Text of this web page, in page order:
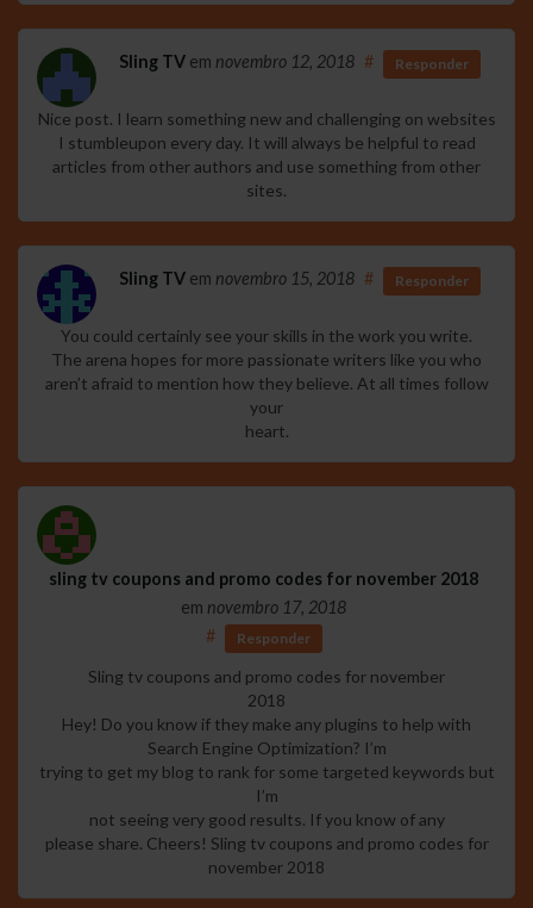
Sling TVem novembro 12, 2018 # Responder
Nice post. I learn something new and challenging on websites
I stumbleupon every day. It will always be helpful to read
articles from other authors and use something from other
sites.
Sling TVem novembro 15, 2018 # Responder
You could certainly see your skills in the work you write.
The arena hopes for more passionate writers like you who
aren’t afraid to mention how they believe. At all times follow
your
heart.
sling tv coupons and promo codes for november 2018
em novembro 17, 2018
#
Responder
Sling tv coupons and promo codes for november
2018
Hey! Do you know if they make any plugins to help with
Search Engine Optimization? I’m
trying to get my blog to rank for some targeted keywords but
I’m
not seeing very good results. If you know of any
please share. Cheers! Sling tv coupons and promo codes for
november 2018